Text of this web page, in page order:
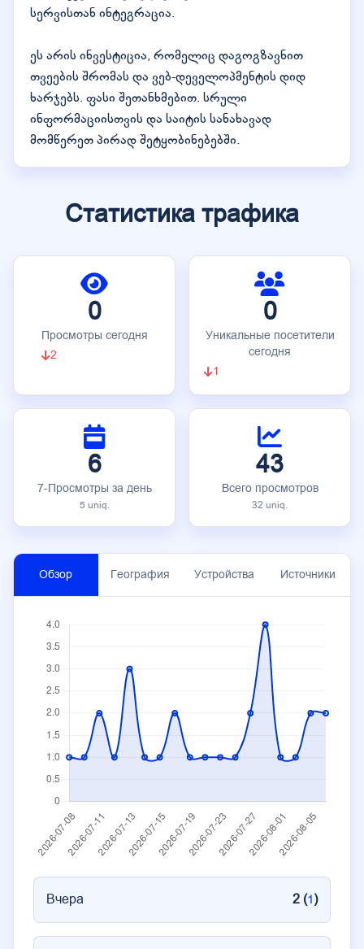
სერვისთან ინტეგრაცია.
ეს არის ინვესტიცია, რომელიც დაგოგზავნით
თვეების შრომას და ვებ-დეველოპმენტის დიდ
ხარჯებს. ფასი შეთანხმებით. სრული
ინფორმაციისთვის და საიტის სანახავად
მომწერეთ პირად შეტყობინებებში.
Статистика трафика
0
Просмотры сегодня
2
0
Уникальные посетители
сегодня
1
6
7-Просмотры за день
5 uniq.
43
Всего просмотров
32 uniq.
Обзор География Устройства Источники
Вчера 2 (1)